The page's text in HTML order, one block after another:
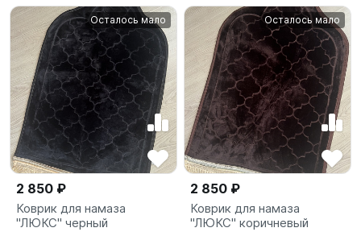
Осталось мало
2 850 ₽
Коврик для намаза
"ЛЮКС" черный
Осталось мало
2 850 ₽
Коврик для намаза
"ЛЮКС" коричневый